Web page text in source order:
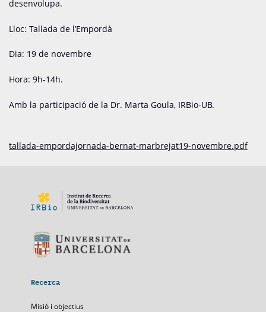
desenvolupa.
Lloc: Tallada de l’Empordà
Dia: 19 de novembre
Hora: 9h-14h.
Amb la participació de la Dr. Marta Goula, IRBio-UB.
tallada-empordajornada-bernat-marbrejat19-novembre.pdf
Recerca
Misió i objectius